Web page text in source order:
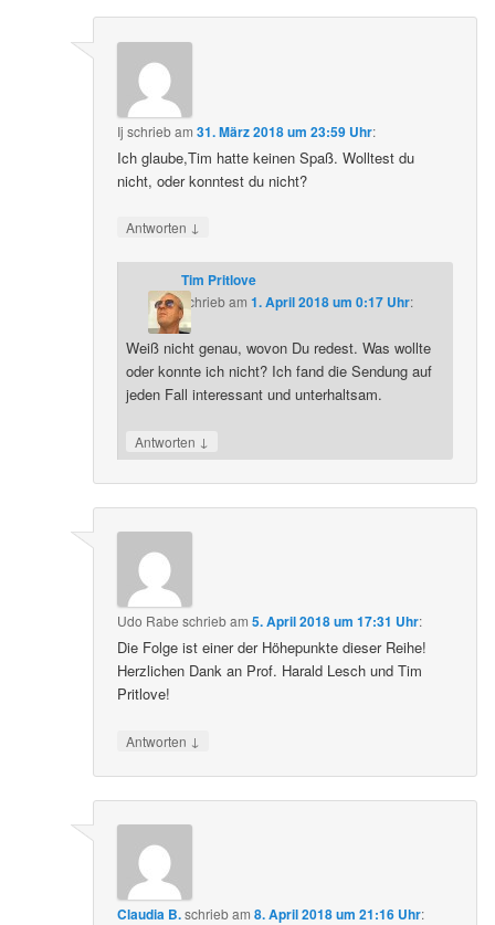
Ij schriebam31. März 2018 um 23:59 Uhr:
Ich glaube,Tim hatte keinen Spaß. Wolltest du
nicht, oder konntest du nicht?
Antworten ↓
Tim Pritlove
schriebam 1. April 2018 um 0:17 Uhr:
Weiß nicht genau, wovon Du redest. Was wollte
oder konnte ich nicht? Ich fand die Sendung auf
jeden Fall interessant und unterhaltsam.
Antworten ↓
Udo Rabe schriebam5. April 2018 um 17:31 Uhr:
Die Folge ist einer der Höhepunkte dieser Reihe!
Herzlichen Dank an Prof. Harald Lesch und Tim
Pritlove!
Antworten ↓
Claudia B.schriebam8. April 2018 um 21:16 Uhr: